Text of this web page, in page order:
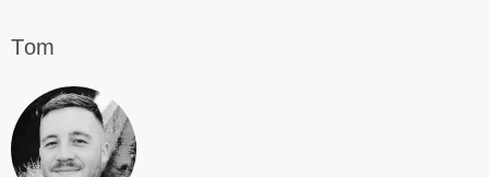
Kantor terdekat
Tentang kami
Тom